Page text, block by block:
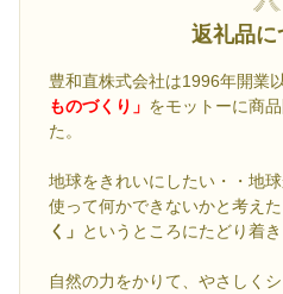
返礼品に
豊和直株式会社は1996年開業
ものづくり」 をモットーに商
た。
地球をきれいにしたい・・地
使って何かできないかと考え
く」 というところにたどり着き
自然の力をかりて、やさしく